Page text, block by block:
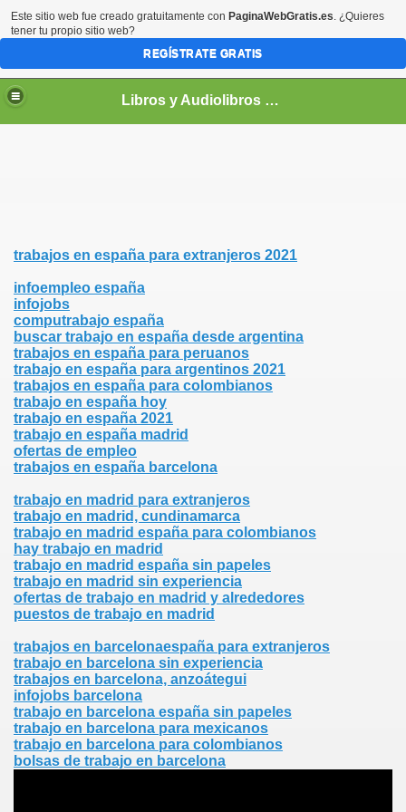
Libros y Audiolibros Para emprendedores
trabajos en españa para extranjeros 2021
infoempleo españa
infojobs
computrabajo españa
buscar trabajo en españa desde argentina
trabajos en españa para peruanos
trabajo en españa para argentinos 2021
trabajos en españa para colombianos
trabajo en españa hoy
trabajo en españa 2021
trabajo en españa madrid
ofertas de empleo
trabajos en españa barcelona
trabajo en madrid para extranjeros
trabajo en madrid, cundinamarca
trabajo en madrid españa para colombianos
hay trabajo en madrid
trabajo en madrid españa sin papeles
trabajo en madrid sin experiencia
ofertas de trabajo en madrid y alrededores
puestos de trabajo en madrid
trabajos en barcelonaespaña para extranjeros
trabajo en barcelona sin experiencia
trabajos en barcelona, anzoátegui
infojobs barcelona
trabajo en barcelona españa sin papeles
trabajo en barcelona para mexicanos
trabajo en barcelona para colombianos
bolsas de trabajo en barcelona
Este sitio web fue creado gratuitamente con PaginaWebGratis.es. ¿Quieres
tener tu propio sitio web?
REGÍSTRATE GRATIS